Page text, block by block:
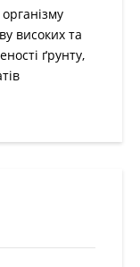
високих та
ґрунту,